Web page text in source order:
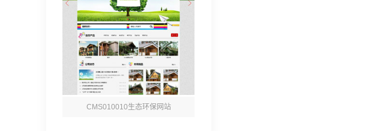
CMS010010生态环保网站